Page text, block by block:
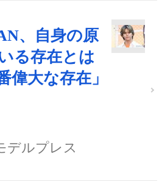
、自身の原
る存在とは
偉大な存在」
デルプレス